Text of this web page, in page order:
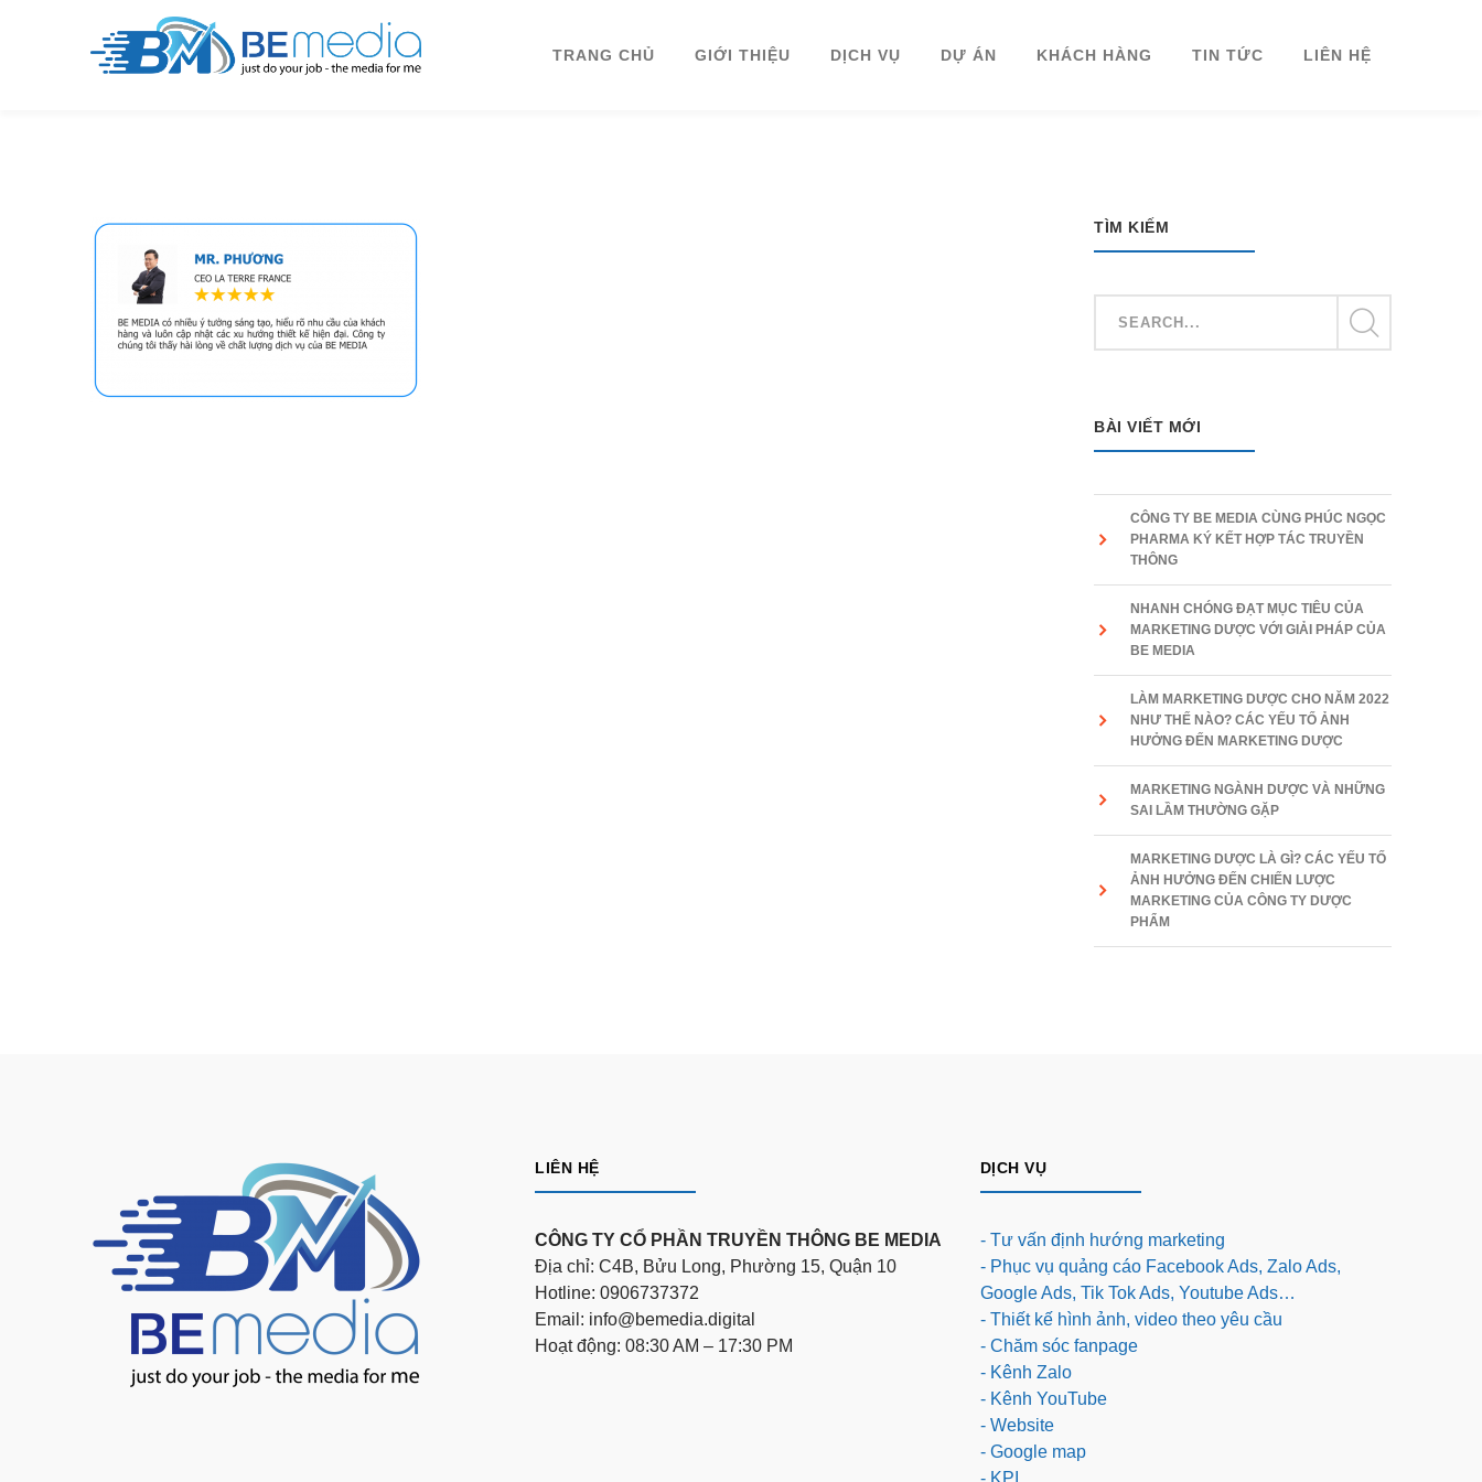
TRANG CHỦ GIỚI THIỆU DỊCH VỤ DỰ ÁN KHÁCH HÀNG TIN TỨC LIÊN HỆ
TÌM KIẾM
BÀI VIẾT MỚI
CÔNG TY BE MEDIA CÙNG PHÚC NGỌC
PHARMA KÝ KẾT HỢP TÁC TRUYỀN
THÔNG
NHANH CHÓNG ĐẠT MỤC TIÊU CỦA
MARKETING DƯỢC VỚI GIẢI PHÁP CỦA
BE MEDIA
LÀM MARKETING DƯỢC CHO NĂM 2022
NHƯ THẾ NÀO? CÁC YẾU TỐ ẢNH
HƯỞNG ĐẾN MARKETING DƯỢC
MARKETING NGÀNH DƯỢC VÀ NHỮNG
SAI LẦM THƯỜNG GẶP
MARKETING DƯỢC LÀ GÌ? CÁC YẾU TỐ
ẢNH HƯỞNG ĐẾN CHIẾN LƯỢC
MARKETING CỦA CÔNG TY DƯỢC
PHẨM
LIÊN HỆ
CÔNG TY CỔ PHẦN TRUYỀN THÔNG BE MEDIA
Địa chỉ: C4B, Bửu Long, Phường 15, Quận 10
Hotline: 0906737372
Email: info@bemedia.digital
Hoạt động: 08:30 AM – 17:30 PM
DỊCH VỤ
- Tư vấn định hướng marketing
- Phục vụ quảng cáo Facebook Ads, Zalo Ads,
Google Ads, Tik Tok Ads, Youtube Ads…
- Thiết kế hình ảnh, video theo yêu cầu
- Chăm sóc fanpage
- Kênh Zalo
- Kênh YouTube
- Website
- Google map
- KPI